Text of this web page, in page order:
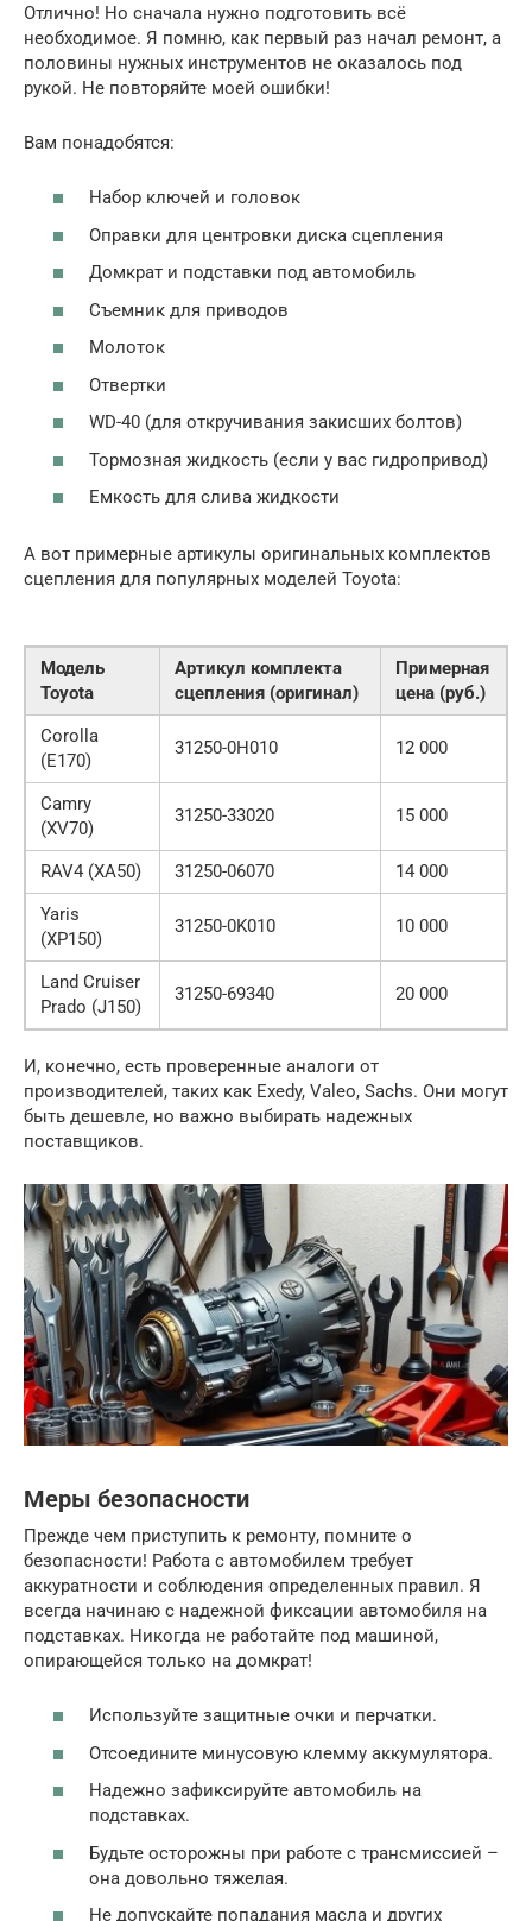
Отлично! Но сначала нужно подготовить всё
необходимое. Я помню, как первый раз начал ремонт, а
половины нужных инструментов не оказалось под
рукой. Не повторяйте моей ошибки!
Вам понадобятся:
Набор ключей и головок
Оправки для центровки диска сцепления
Домкрат и подставки под автомобиль
Съемник для приводов
Молоток
Отвертки
WD-40 (для откручивания закисших болтов)
Тормозная жидкость (если у вас гидропривод)
Емкость для слива жидкости
А вот примерные артикулы оригинальных комплектов
сцепления для популярных моделей Toyota:
Модель
Toyota
Артикул комплекта
сцепления (оригинал)
Примерная
цена (руб.)
Corolla
(E170)
31250-0H010 12 000
Camry
(XV70)
31250-33020 15 000
RAV4 (XA50) 31250-06070
14 000
Yaris
(XP150)
31250-0K010 10 000
Land Cruiser
Prado (J150)
31250-69340 20 000
И, конечно, есть проверенные аналоги от
производителей, таких как Exedy, Valeo, Sachs. Они могут
быть дешевле, но важно выбирать надежных
поставщиков.
Меры безопасности
Прежде чем приступить к ремонту, помните о
безопасности! Работа с автомобилем требует
аккуратности и соблюдения определенных правил. Я
всегда начинаю с надежной фиксации автомобиля на
подставках. Никогда не работайте под машиной,
опирающейся только на домкрат!
Используйте защитные очки и перчатки.
Отсоедините минусовую клемму аккумулятора.
Надежно зафиксируйте автомобиль на
подставках.
Будьте осторожны при работе с трансмиссией –
она довольно тяжелая.
Не допускайте попадания масла и других